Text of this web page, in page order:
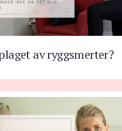
av ryggsmerter?